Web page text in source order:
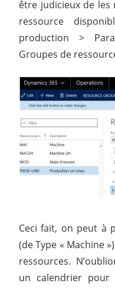
être judicieux de
ressource
production >
Groupes de
Ceci fait, on peut à
(de Type « Machine
ressources.
un calendrier pour